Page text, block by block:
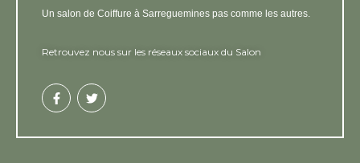
Un salon de Coiffure à Sarreguemines pas comme les autres.
Retrouvez nous sur les réseaux sociaux du Salon
F
a
c
b
T
w
i
t